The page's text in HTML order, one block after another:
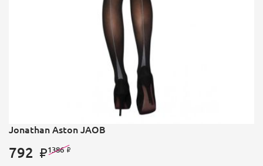
Jonathan Aston JAOB
792 1386